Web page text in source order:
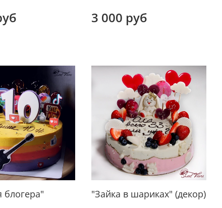
3 000 руб
блогера"
"Зайка в шариках" (декор)